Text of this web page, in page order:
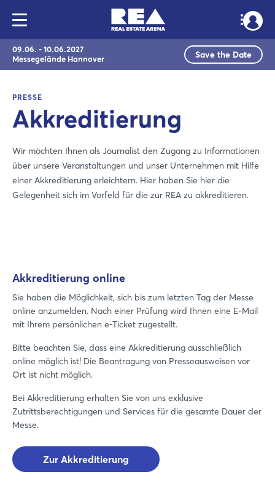
09.06. - 10.06.2027
Messegelände Hannover
Save the Date
PRESSE
Akkreditierung
Wir möchten Ihnen als Journalist den Zugang zu Informationen
über unsere Veranstaltungen und unser Unternehmen mit Hilfe
einer Akkreditierung erleichtern. Hier haben Sie hier die
Gelegenheit sich im Vorfeld für die zur REA zu akkreditieren.
Akkreditierung online
Sie haben die Möglichkeit, sich bis zum letzten Tag der Messe
online anzumelden. Nach einer Prüfung wird Ihnen eine E-Mail
mit Ihrem persönlichen e-Ticket zugestellt.
Bitte beachten Sie, dass eine Akkreditierung ausschließlich
online möglich ist! Die Beantragung von Presseausweisen vor
Ort ist nicht möglich.
Bei Akkreditierung erhalten Sie von uns exklusive
Zutrittsberechtigungen und Services für die gesamte Dauer der
Messe.
Zur Akkreditierung